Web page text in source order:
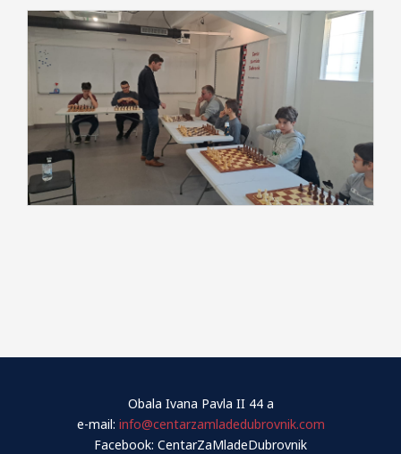
Obala Ivana Pavla II 44 a
e-mail: info@centarzamladedubrovnik.com
Facebook: CentarZaMladeDubrovnik